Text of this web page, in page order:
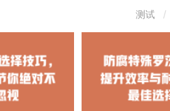
测试